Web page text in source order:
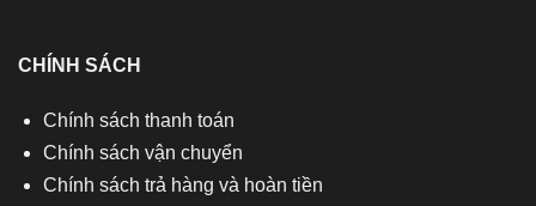
CHÍNH SÁCH
Chính sách thanh toán
Chính sách vận chuyển
Chính sách trả hàng và hoàn tiền